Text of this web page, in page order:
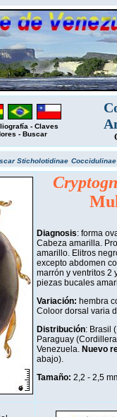
- Claves
- Buscar
Sticholotidinae
Diagnosis: forma
Cabeza amarilla.
amarillo. Elitros
excepto abdomen
marrón y ventritos 2
piezas bucales
Variación: hembra
Coloor dorsal varia
Distribución: Brasil
Paraguay
Venezuela. Nuevo
abajo).
Tamaño: 2,2 - 2,5